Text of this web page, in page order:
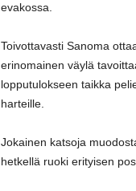
evakossa.
Toivottavasti Sanoma
erinomainen väylä
lopputulokseen taikka
harteille.
Jokainen katsoja
hetkellä ruoki erityisen